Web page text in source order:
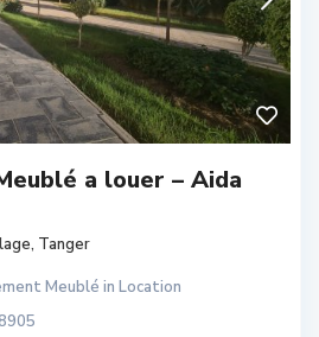
a louer – Aida
, Tanger
Meublé in Location